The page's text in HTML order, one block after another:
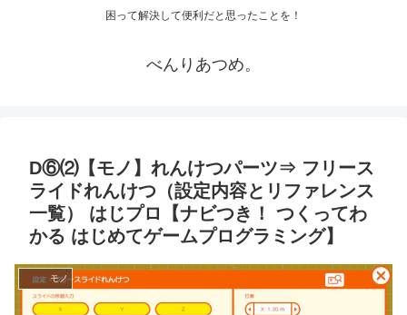
困って解決して便利だと思ったことを！
べんりあつめ。
D⑥⑵【モノ】れんけつパーツ⇒ フリース
ライドれんけつ（設定内容とリファレンス
一覧） はじプロ【ナビつき！ つくってわ
かる はじめてゲームプログラミング】
モノ